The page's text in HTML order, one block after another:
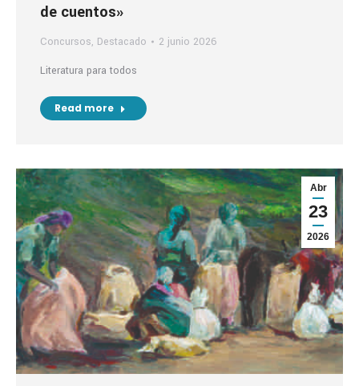
de cuentos»
Concursos, Destacado
2 junio 2026
Literatura para todos
Read more
Abr
23
2026